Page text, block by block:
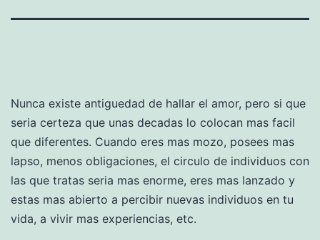
Nunca existe antiguedad de hallar el amor, pero si que
seri­a certeza que unas decadas lo colocan mas facil
que diferentes. Cuando eres mas mozo, posees mas
lapso, menos obligaciones, el circulo de individuos con
las que tratas seri­a mas enorme, eres mas lanzado y
estas mas abierto a percibir nuevas individuos en tu
vida, a vivir mas experiencias, etc.